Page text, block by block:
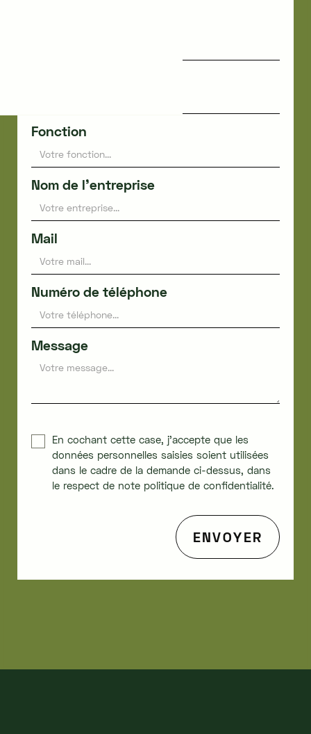
Fonction
Nom de l'entreprise
Mail
Numéro de téléphone
Message
En cochant cette case, j'accepte que les
données personnelles saisies soient utilisées
dans le cadre de la demande ci-dessus, dans
le respect de note politique de confidentialité.